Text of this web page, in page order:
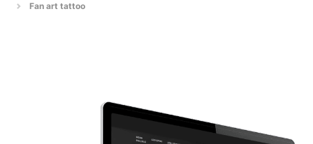
Fan art tattoo